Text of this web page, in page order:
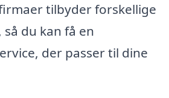
tilbyder forskellige
du kan få en
der passer til dine